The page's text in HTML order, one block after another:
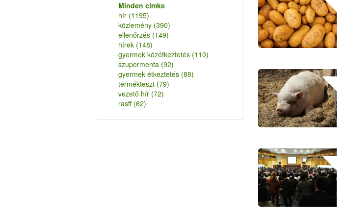
Minden címke
hír (1195)
közlemény (390)
ellenőrzés (149)
hírek (148)
gyermek közétkeztetés (110)
szupermenta (92)
gyermek étkeztetés (88)
termékteszt (79)
vezető hír (72)
rasff (62)